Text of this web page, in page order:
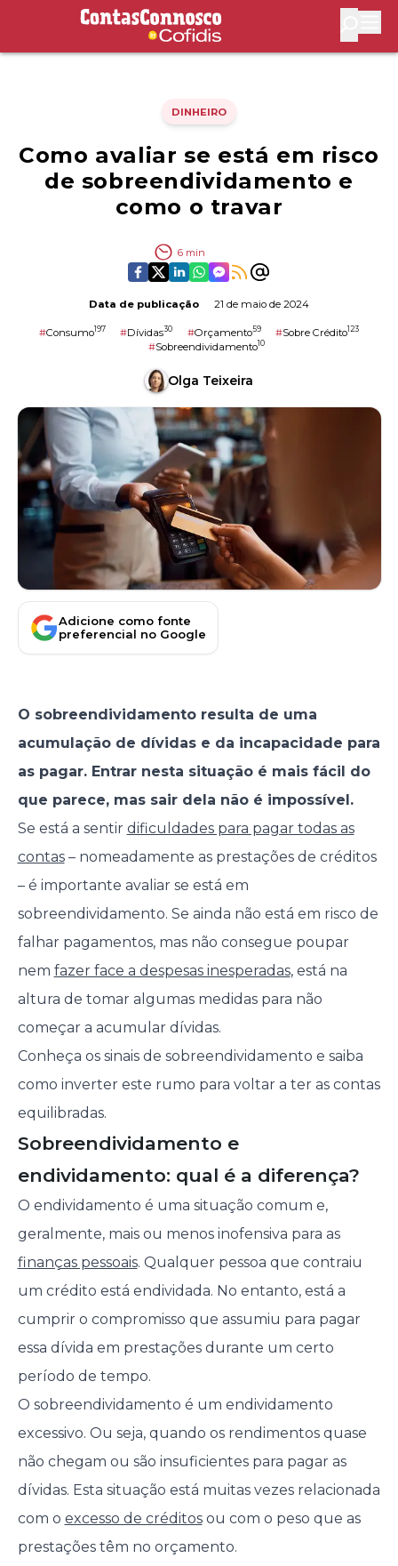
Contas Connosco by Cofidis
DINHEIRO
Como avaliar se está em risco
de sobreendividamento e
como o travar
6 min
Data de publicação 21 de maio de 2024
#Consumo197 #Dívidas30 #Orçamento59 #Sobre Crédito123
#Sobreendividamento10
Olga Teixeira
Adicione como fonte
preferencial no Google
O sobreendividamento resulta de uma
acumulação de dívidas e da incapacidade para
as pagar. Entrar nesta situação é mais fácil do
que parece, mas sair dela não é impossível.
Se está a sentir dificuldades para pagar todas as
contas– nomeadamente as prestações de créditos
– é importante avaliar se está em
sobreendividamento. Se ainda não está em risco de
falhar pagamentos, mas não consegue poupar
nem fazer face a despesas inesperadas, está na
altura de tomar algumas medidas para não
começar a acumular dívidas.
Conheça os sinais de sobreendividamento e saiba
como inverter este rumo para voltar a ter as contas
equilibradas.
Sobreendividamento e
endividamento: qual é a diferença?
O endividamento é uma situação comum e,
geralmente, mais ou menos inofensiva para as
finanças pessoais. Qualquer pessoa que contraiu
um crédito está endividada. No entanto, está a
cumprir o compromisso que assumiu para pagar
essa dívida em prestações durante um certo
período de tempo.
O sobreendividamento é um endividamento
excessivo. Ou seja, quando os rendimentos quase
não chegam ou são insuficientes para pagar as
dívidas. Esta situação está muitas vezes relacionada
com o excesso de créditosou com o peso que as
prestações têm no orçamento.